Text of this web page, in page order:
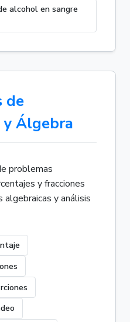
alcohol en sangre
de
y Álgebra
problemas
y fracciones
algebraicas y análisis